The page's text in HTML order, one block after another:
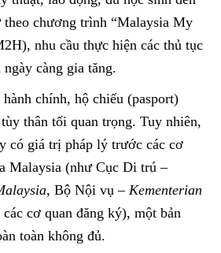
chương trình “Malaysia My
nhu cầu thực hiện các thủ tục
càng gia tăng.
chính, hộ chiếu (pasport)
thân tối quan trọng. Tuy nhiên,
có giá trị pháp lý trước các cơ
Malaysia (như Cục Di trú –
, Bộ Nội vụ – Kementerian
các cơ quan đăng ký), một bản
toàn không đủ.